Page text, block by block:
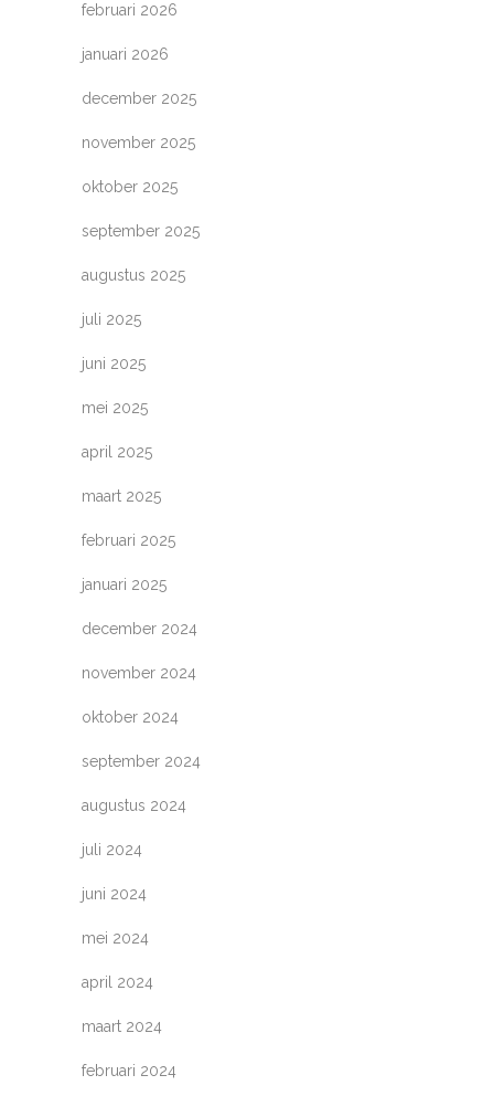
februari 2026
januari 2026
december 2025
november 2025
oktober 2025
september 2025
augustus 2025
juli 2025
juni 2025
mei 2025
april 2025
maart 2025
februari 2025
januari 2025
december 2024
november 2024
oktober 2024
september 2024
augustus 2024
juli 2024
juni 2024
mei 2024
april 2024
maart 2024
februari 2024